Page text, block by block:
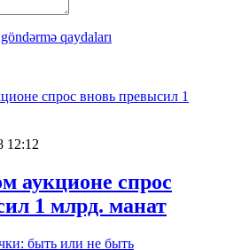
qaydaları
12:12
аукционе спрос
1 млрд. манат